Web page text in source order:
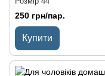
250 грн/пар.
Купити